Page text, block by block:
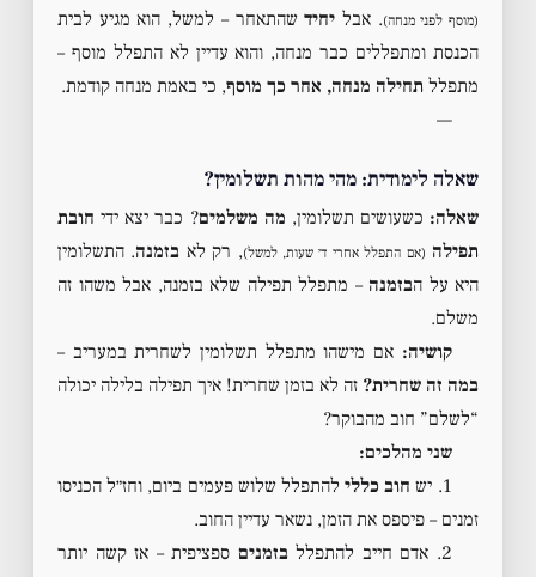
(מוסף לפני מנחה). אבל יחידשהתאחר – למשל, הוא מגיע לבית
הכנסת ומתפללים כבר מנחה, והוא עדיין לא התפלל מוסף –
מתפלל תחילה מנחה, אחר כך מוסף, כי באמת מנחה קודמת.
—
שאלה לימודית: מהי מהות תשלומין?
שאלה: כשעושים תשלומין, מה משלמים? כבר יצא ידי חובת
תפילה (אם התפלל אחרי ד׳ שעות, למשל), רק לא בזמנה. התשלומין
היא על הבזמנה – מתפלל תפילה שלא בזמנה, אבל משהו זה
משלם.
קושיה: אם מישהו מתפלל תשלומין לשחרית במעריב –
במה זה שחרית? זה לא בזמן שחרית! איך תפילה בלילה יכולה
“לשלם” חוב מהבוקר?
שני מהלכים:
1. יש
חוב כללילהתפלל שלוש פעמים ביום, וחז״ל הכניסו
זמנים – פיספס את הזמן, נשאר עדיין החוב.
2. אדם חייב להתפלל
בזמנים ספציפית – אז קשה יותר